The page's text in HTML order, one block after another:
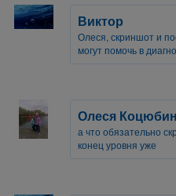
Виктор
Олеся, скриншот и
могут помочь в
Олеся
а что обязательно
конец уровня уже